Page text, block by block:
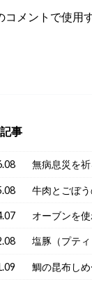
コメントで使用
事
無病息災を
牛肉とごぼ
オーブンを
塩豚（プテ
鯛の昆布し